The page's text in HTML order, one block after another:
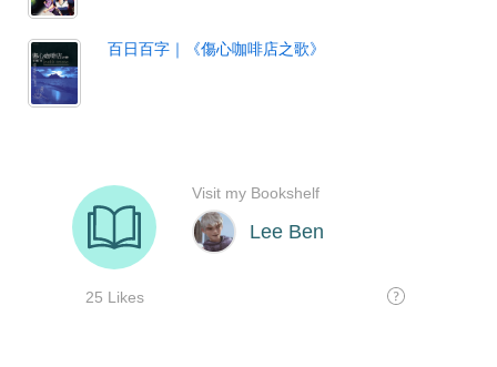
百日百字｜《傷心咖啡店之歌》